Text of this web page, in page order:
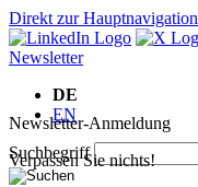
Direkt zur Hauptnavigation
Newsletter
DE
EN
Suchbegriff
Newsletter-Anmeldung
Verpassen Sie nichts!